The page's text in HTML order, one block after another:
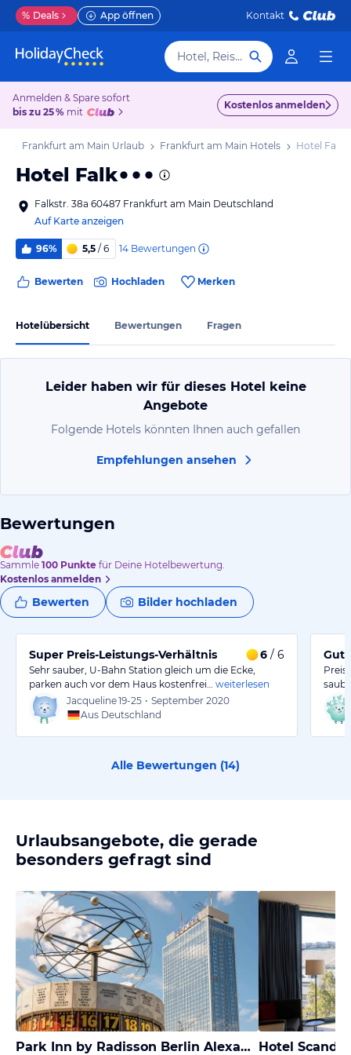
% Deals App öffnen Kontakt
Hotel, Reiseziel
Anmelden & Spare sofort
bis zu 25 % mit
Kostenlos anmelden
Frankfurt am Main Urlaub Frankfurt am Main Hotels Hotel Falk
Hotel Falk
Falkstr. 38a 60487 Frankfurt am Main Deutschland
Auf Karte anzeigen
96% 5,5 / 6 14 Bewertungen
Bewerten Hochladen Merken
Hotelübersicht Bewertungen Fragen
Leider haben wir für dieses Hotel keine
Angebote
Folgende Hotels könnten Ihnen auch gefallen
Empfehlungen ansehen
Bewertungen
Sammle 100 Punkte für Deine Hotelbewertung.
Kostenlos anmelden
Bewerten Bilder hochladen
Super Preis-Leistungs-Verhältnis 6 / 6
Sehr sauber, U-Bahn Station gleich um die Ecke,
parken auch vor dem Haus kostenfrei…
weiterlesen
Jacqueline19-25 • September 2020
Aus Deutschland
Alle Bewertungen (14)
Urlaubsangebote, die gerade
besonders gefragt sind
Park Inn by Radisson Berlin Alexanderplatz Hotel